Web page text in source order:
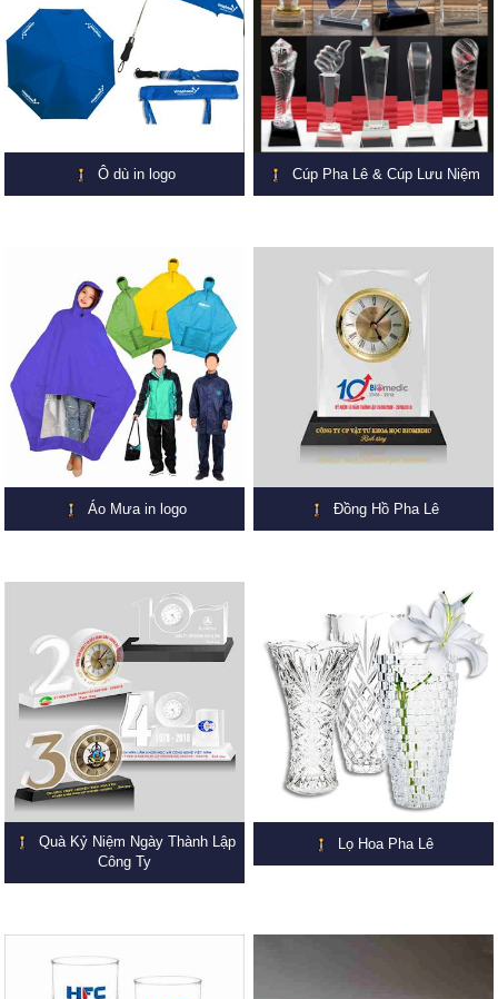
Ô dù in logo Cúp Pha Lê & Cúp Lưu Niệm
Áo Mưa in logo Đồng Hồ Pha Lê
Quà Kỷ Niệm Ngày Thành Lập
Công Ty
Lọ Hoa Pha Lê